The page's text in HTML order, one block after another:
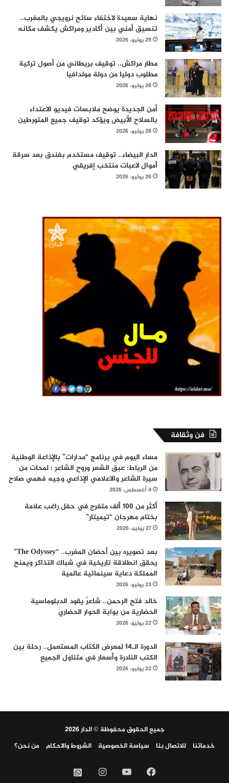
نهاية سعيدة لاختفاء سائح نرويجي بالمغرب..
تنسيق أمني بين أكادير ومراكش يكشف مكانه
29 يوليو، 2026
مطار مراكش.. توقيف بريطاني من أصول تركية
مطلوب دوليا من دولة مولدافيا
28 يوليو، 2026
أمن الجديدة يوضح ملابسات فيديو الاعتداء
بالسلاح الأبيض ويؤكد توقيف جميع المتورطين
28 يوليو، 2026
الدار البيضاء.. توقيف مستخدم بفندق بعد سرقة
أموال لاعبات منتخب إفريقي
26 يوليو، 2026
فن وثقافة
مساء اليوم في برنامج “مدارات” بالإذاعة الوطنية
من الرباط: عبق الشعر وروح الشاعر : لمحات من
سيرة الشاعر والاعلامي الإذاعي وجيه فهمي صلاح
4 أغسطس، 2026
أكثر من 100 ألف متفرج في حفل راغب علامة
بختام مهرجان “تيميتار”
27 يوليو، 2026
بعد تصويره بين أحضان المغرب.. “The Odyssey”
يحقق انطلاقة تاريخية في شباك التذاكر ويمنح
المملكة دعاية سينمائية عالمية
23 يوليو، 2026
خالد فتح الرحمن.. شاعرٌ يقود الدبلوماسية
الحضارية من بوابة الحوار الحضاري
22 يوليو، 2026
الدورة الـ14 لمعرض الكتاب المستعمل.. رحلة بين
الكتب النادرة وأسعار في متناول الجميع
22 يوليو، 2026
جميع الحقوق محفوظة © الدار 2026
خدماتنا
للاتصال بنا سياسة الخصوصية الشروط والاحكام من نحن؟
فيسبوك‫YouTubeانستقرامواتساب